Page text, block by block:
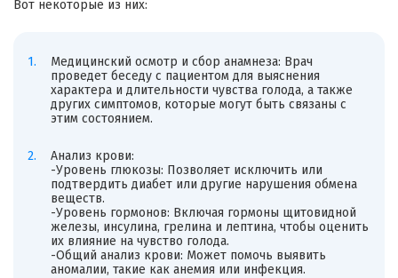
Вот некоторые из них:
Медицинский осмотр и сбор анамнеза: Врач
проведет беседу с пациентом для выяснения
характера и длительности чувства голода, а также
других симптомов, которые могут быть связаны с
этим состоянием.
Анализ крови:
-Уровень глюкозы: Позволяет исключить или
подтвердить диабет или другие нарушения обмена
веществ.
-Уровень гормонов: Включая гормоны щитовидной
железы, инсулина, грелина и лептина, чтобы оценить
их влияние на чувство голода.
-Общий анализ крови: Может помочь выявить
аномалии, такие как анемия или инфекция.